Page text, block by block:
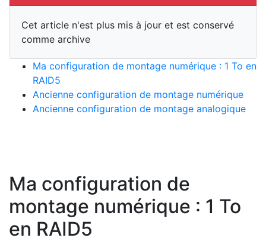
Cet article n'est plus mis à jour et est conservé
comme archive
Ma configuration de montage numérique : 1 To en
RAID5
Ancienne configuration de montage numérique
Ancienne configuration de montage analogique
Ma configuration de
montage numérique : 1 To
en RAID5